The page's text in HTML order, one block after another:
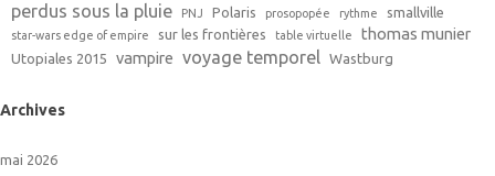
perdus sous la pluie PNJ Polaris prosopopée rythme smallville
star-wars edge of empire sur les frontières table virtuelle thomas munier
Utopiales 2015 vampire voyage temporel Wastburg
Archives
mai 2026